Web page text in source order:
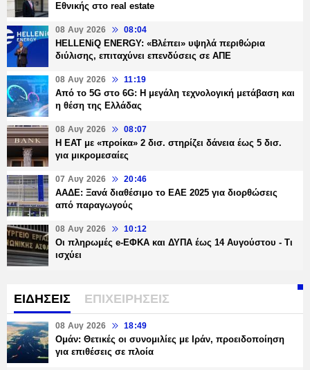
Εθνικής στο real estate
08 Αυγ 2026 08:04
HELLENiQ ENERGY: «Βλέπει» υψηλά περιθώρια
διύλισης, επιταχύνει επενδύσεις σε ΑΠΕ
08 Αυγ 2026 11:19
Από το 5G στο 6G: Η μεγάλη τεχνολογική μετάβαση και
η θέση της Ελλάδας
08 Αυγ 2026 08:07
Η ΕΑΤ με «προίκα» 2 δισ. στηρίζει δάνεια έως 5 δισ.
για μικρομεσαίες
07 Αυγ 2026 20:46
ΑΑΔΕ: Ξανά διαθέσιμο το ΕΑΕ 2025 για διορθώσεις
από παραγωγούς
08 Αυγ 2026 10:12
Οι πληρωμές e-ΕΦΚΑ και ΔΥΠΑ έως 14 Αυγούστου - Τι
ισχύει
ΕΙΔΗΣΕΙΣ ΕΠΙΧΕΙΡΗΣΕΙΣ
08 Αυγ 2026 18:49
Ομάν: Θετικές οι συνομιλίες με Ιράν, προειδοποίηση
για επιθέσεις σε πλοία